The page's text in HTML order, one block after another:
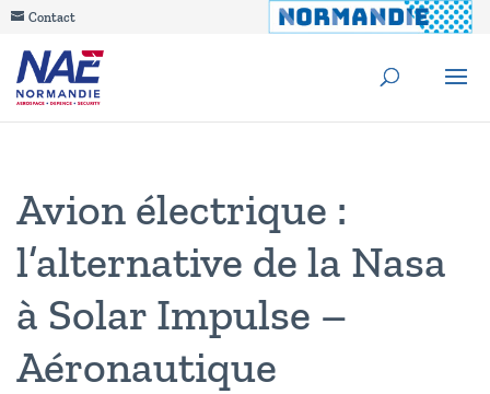
Contact
Avion électrique :
l’alternative de la Nasa
à Solar Impulse –
Aéronautique